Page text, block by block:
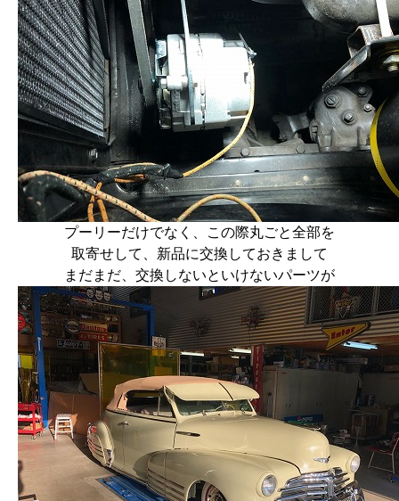
プーリーだけでなく、この際丸ごと全部を
取寄せして、新品に交換しておきまして
まだまだ、交換しないといけないパーツが